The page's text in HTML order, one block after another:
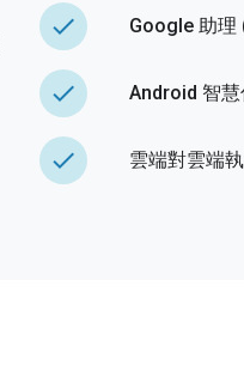
done Google 助理
done Android 智
done 雲端對雲端